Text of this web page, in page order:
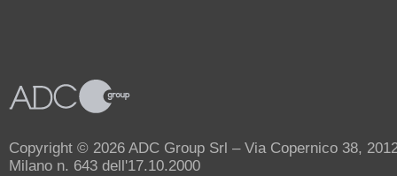
Copyright © 2026 ADC Group Srl – Via Copernico 38,
Milano n. 643 dell'17.10.2000